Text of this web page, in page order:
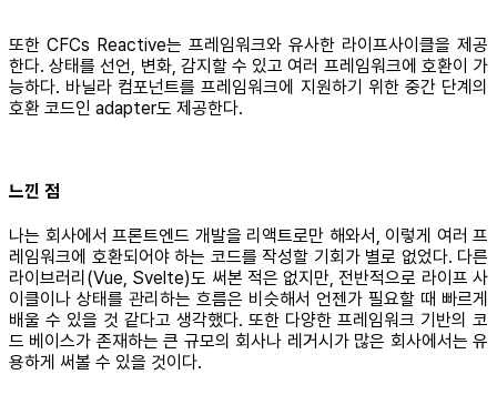
또한 CFCs Reactive는 프레임워크와 유사한 라이프사이클을 제공
한다. 상태를 선언, 변화, 감지할 수 있고 여러 프레임워크에 호환이 가
능하다. 바닐라 컴포넌트를 프레임워크에 지원하기 위한 중간 단계의
호환 코드인 adapter도 제공한다.
느낀 점
나는 회사에서 프론트엔드 개발을 리액트로만 해와서, 이렇게 여러 프
레임워크에 호환되어야 하는 코드를 작성할 기회가 별로 없었다. 다른
라이브러리(Vue, Svelte)도 써본 적은 없지만, 전반적으로 라이프 사
이클이나 상태를 관리하는 흐름은 비슷해서 언젠가 필요할 때 빠르게
배울 수 있을 것 같다고 생각했다. 또한 다양한 프레임워크 기반의 코
드 베이스가 존재하는 큰 규모의 회사나 레거시가 많은 회사에서는 유
용하게 써볼 수 있을 것이다.